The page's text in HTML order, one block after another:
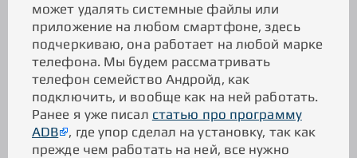
может удалять системные файлы или
приложение на любом смартфоне, здесь
подчеркиваю, она работает на любой марке
телефона. Мы будем рассматривать
телефон семейство Андройд, как
подключить, и вообще как на ней работать.
Ранее я уже писал статью про программу
ADB
, где упор сделал на установку, так как
прежде чем работать на ней, все нужно